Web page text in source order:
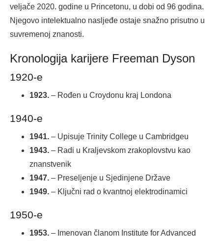
veljače 2020. godine u Princetonu, u dobi od 96 godina.
Njegovo intelektualno nasljeđe ostaje snažno prisutno u
suvremenoj znanosti.
Kronologija karijere Freeman Dyson
1920-e
1923. – Rođen u Croydonu kraj Londona
1940-e
1941. – Upisuje Trinity College u Cambridgeu
1943. – Radi u Kraljevskom zrakoplovstvu kao
znanstvenik
1947. – Preseljenje u Sjedinjene Države
1949. – Ključni rad o kvantnoj elektrodinamici
1950-e
1953. – Imenovan članom Institute for Advanced